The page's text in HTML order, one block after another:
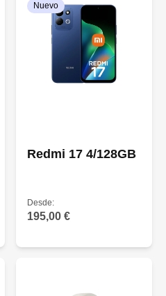
Nuevo
Redmi 17 4/128GB
Desde:
195,00 €